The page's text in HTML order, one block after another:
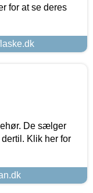
for at se deres
De sælger
Klik her for